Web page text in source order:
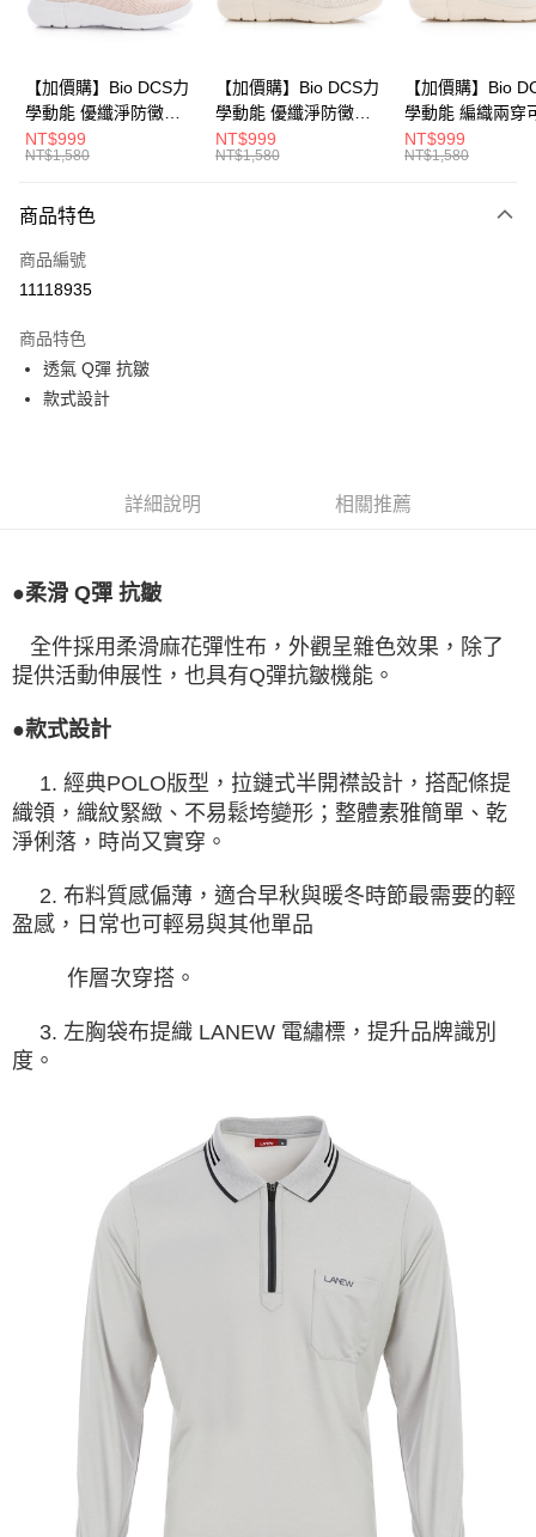
Google Pay
全盈+PAY
ATM付款
宅配
每筆NT$80，滿NT$990(含以上)免運費
付款後門市自取
每筆NT$80，滿NT$699(含以上)免運費
【加價購】Bio DCS力
學動能 優纖淨防黴抑
菌 休閒鞋(女
231624551)
NT$999
NT$1,580
【加價購】Bio DCS力
學動能 優纖淨防黴抑
菌 休閒鞋(女
231624541)
NT$999
NT$1,580
【加價購】Bio
學動能 編織兩穿
式後跟 輕便鞋 運
(女231624441)
NT$999
NT$1,580
商品特色
商品編號
11118935
商品特色
透氣 Q彈 抗皺
款式設計
詳細說明 相關推薦
●柔滑 Q彈 抗皺
全件採用柔滑麻花彈性布，外觀呈雜色效果，除了
提供活動伸展性，也具有Q彈抗皺機能。
●款式設計
1. 經典POLO版型，拉鏈式半開襟設計，搭配條提
織領，織紋緊緻、不易鬆垮變形；整體素雅簡單、乾
淨俐落，時尚又實穿。
2. 布料質感偏薄，適合早秋與暖冬時節最需要的輕
盈感，日常也可輕易與其他單品
作層次穿搭。
3. 左胸袋布提織 LANEW 電繡標，提升品牌識別
度。